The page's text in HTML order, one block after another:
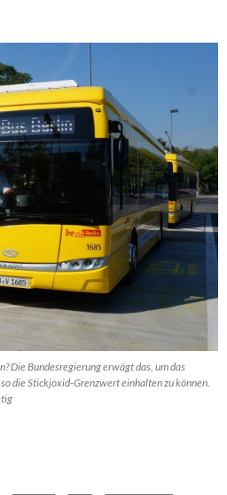
Die Bundesregierung erwägt das, um das
die Stickjoxid-Grenzwert einhalten zu können.
bei Bussen und Bahnen